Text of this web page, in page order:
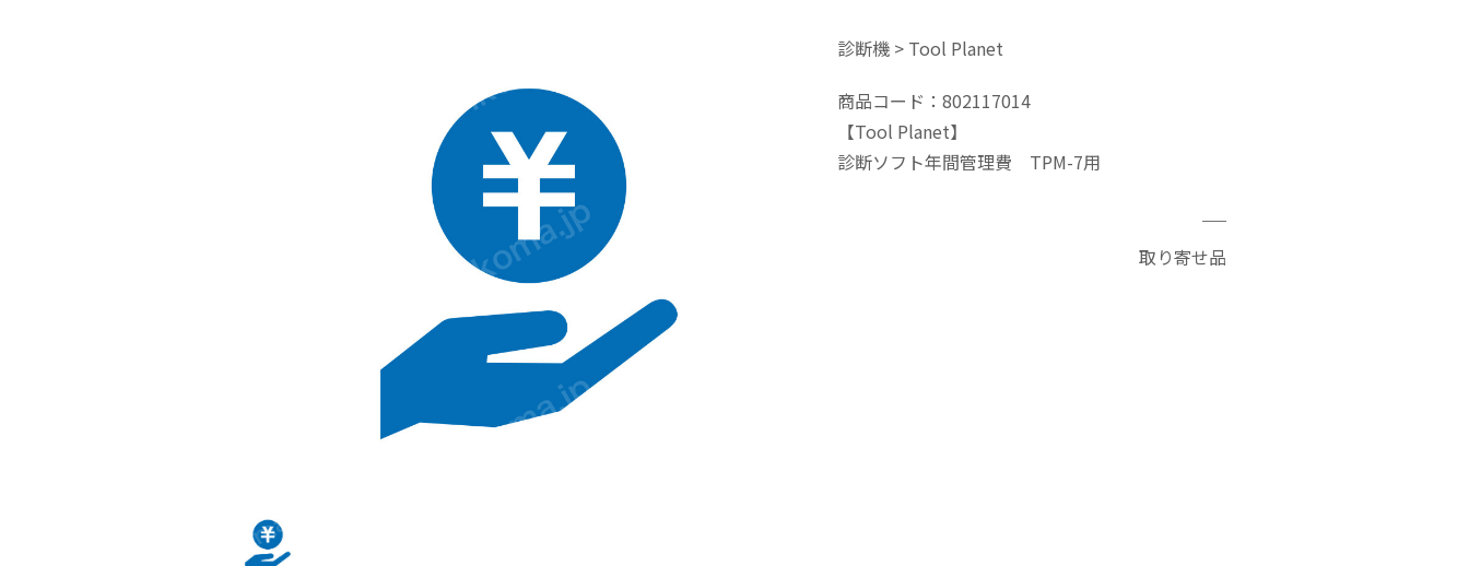
診断機 > Tool Planet
商品コード：802117014
【Tool Planet】
診断ソフト年間管理費 TPM-7用
─
取り寄せ品